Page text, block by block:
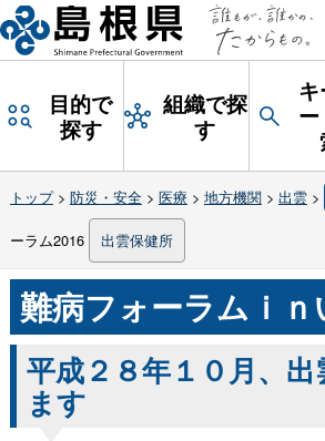
目的で
探す
組織で探
す
トップ> 防災・安全> 医療 > 地方機関> 出雲>
ーラム2016 出雲保健所
難病フォーラムｉｎ
平成２８年１０月、出
ます